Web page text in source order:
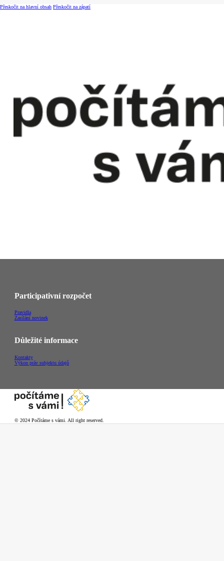
Přeskočit na hlavní obsah Přeskočit na zápatí
Participativní rozpočet
Pravidla
Zasílání novinek
Důležité informace
Kontakty
Výkon práv subjektu údajů
© 2024 Počítáme s vámi. All right reserved.